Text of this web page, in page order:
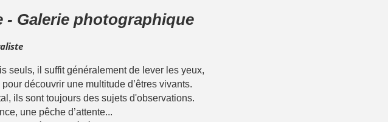
- Galerie photographique
seuls, il suffit généralement de lever les yeux,
découvrir une multitude d’êtres vivants.
ils sont toujours des sujets d'observations.
une pêche d’attente...